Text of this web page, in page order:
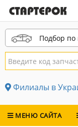
Подбор по
Филиалы в
МЕНЮ САЙТА